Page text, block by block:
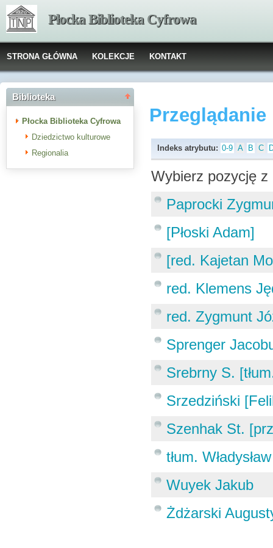
Płocka Biblioteka Cyfrowa
STRONA GŁÓWNA KOLEKCJE KONTAKT
Biblioteka
Płocka Biblioteka Cyfrowa
Dziedzictwo kulturowe
Regionalia
Indeks atrybutu: 0-9 A B C
Wybierz pozycję
Paprocki
[Płoski Adam]
[red. Kajetan
red. Klemens
red. Zygmunt
Sprenger
Srebrny S.
Srzedziński
Szenhak St.
tłum.
Wuyek Jakub
Żdżarski